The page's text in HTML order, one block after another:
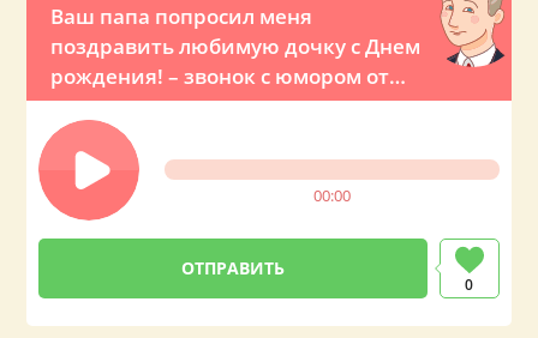
Ваш папа попросил меня
поздравить любимую дочку с Днем
рождения! – звонок с юмором от
президента России
00:00
0